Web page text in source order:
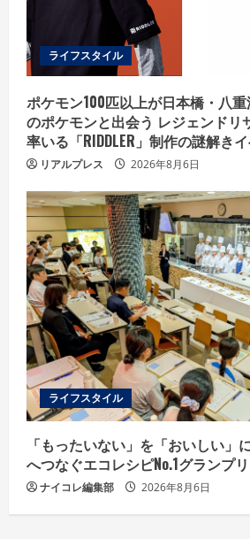
ライフスタイル
ポケモン100匹以上が日本橋・八
のポケモンと出会う レジェンドリ
率いる「RIDDLER」制作の謎解き
リアルプレス 2026年8月6日
ライフスタイル
「もったいない」を「おいしい
へつなぐエコレシピNo.1グランプリ
ナイコレ編集部 2026年8月6日